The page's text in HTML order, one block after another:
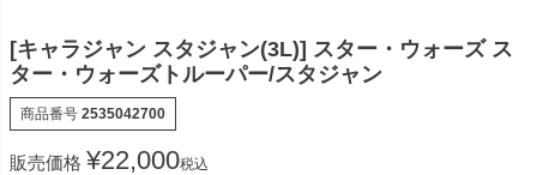
[キャラジャン スタジャン(3L)] スター・ウォーズ ス
ター・ウォーズトルーパー/スタジャン
商品番号 2535042700
販売価格 ¥22,000税込